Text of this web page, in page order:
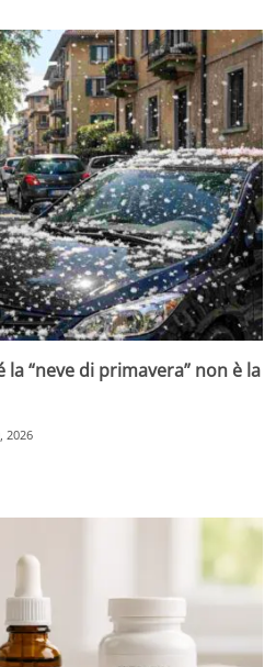
“neve di primavera” non è la
2026